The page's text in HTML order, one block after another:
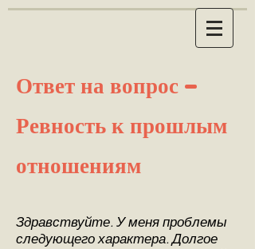
Ответ на вопрос -
Ревность к прошлым
отношениям
Здравствуйте. У меня проблемы
следующего характера. Долгое